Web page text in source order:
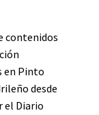
contenidos
en Pinto
desde
el Diario